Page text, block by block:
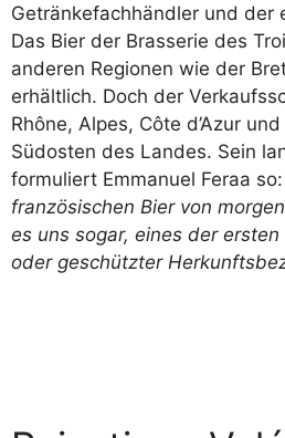
Getränkefachhändler und der
Das Bier der Brasserie des
anderen Regionen wie der
erhältlich. Doch der
Rhône, Alpes, Côte d’Azur
Südosten des Landes. Sein
formuliert Emmanuel Feraa so:
französischen Bier von
es uns sogar, eines der
oder geschützter